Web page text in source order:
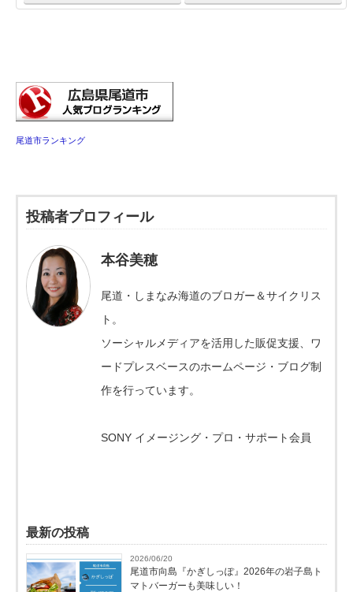
尾道市ランキング
投稿者プロフィール
本谷美穂
尾道・しまなみ海道のブロガー＆サイクリス
ト。
ソーシャルメディアを活用した販促支援、ワ
ードプレスベースのホームページ・ブログ制
作を行っています。
SONY イメージング・プロ・サポート会員
最新の投稿
2026/06/20
尾道市向島『かぎしっぽ』2026年の岩子島ト
マトバーガーも美味しい！